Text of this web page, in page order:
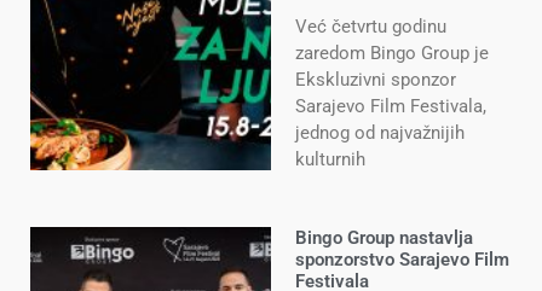
Već četvrtu godinu
zaredom Bingo Group je
Ekskluzivni sponzor
Sarajevo Film Festivala,
jednog od najvažnijih
kulturnih
Bingo Group nastavlja
sponzorstvo Sarajevo Film
Festivala